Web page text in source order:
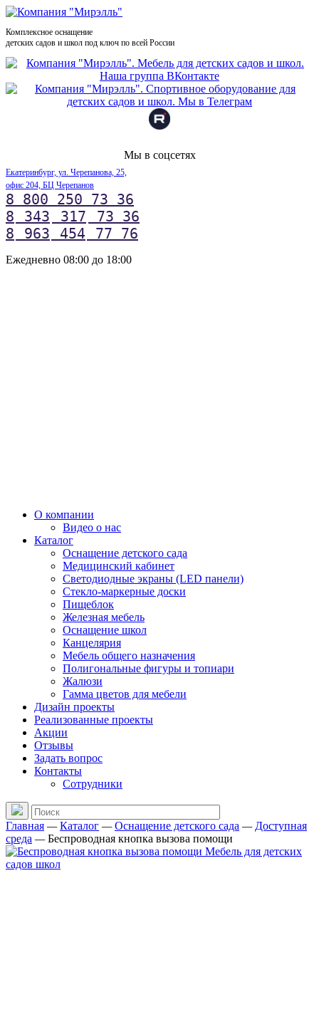
Комплексное оснащение
детских садов и школ под ключ по всей России
Мы в соцсетях
Екатеринбург, ул. Черепанова, 25,
офис 204, БЦ Черепанов
8 800 250 73 36
8
343 317
73 36
8
963 454 77 76
Ежедневно 08:00 до 18:00
О компании
Видео о нас
Каталог
Оснащение детского сада
Медицинский кабинет
Светодиодные экраны (LED панели)
Стекло-маркерные доски
Пищеблок
Железная мебель
Оснащение школ
Канцелярия
Мебель общего назначения
Полигональные фигуры и топиари
Жалюзи
Гамма цветов для мебели
Дизайн проекты
Реализованные проекты
Акции
Отзывы
Задать вопрос
Контакты
Сотрудники
Главная —Каталог —Оснащение детского сада — Доступная
среда —Беспроводная кнопка вызова помощи